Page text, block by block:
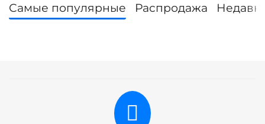
Самые популярные Распродажа